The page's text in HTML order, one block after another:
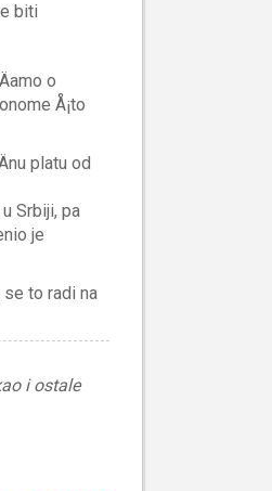
biti
o
Å¡to
platu od
Srbiji, pa
je
to radi na
i ostale